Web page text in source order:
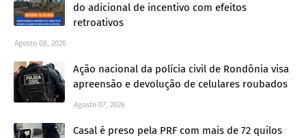
do adicional de incentivo com efeitos
retroativos
Agosto 08, 2026
Ação nacional da polícia civil de Rondônia visa
apreensão e devolução de celulares roubados
Agosto 07, 2026
Casal é preso pela PRF com mais de 72 quilos